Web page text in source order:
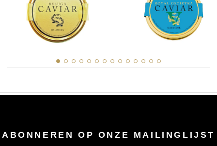
ABONNEREN OP ONZE MAILINGLIJST